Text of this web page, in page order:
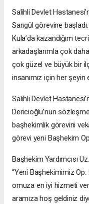
Salihli Devlet
Sarıgül görevine
Kula’da kazandığım
arkadaşlarımla çok
çok güzel ve büyük bir
insanımız için her şeyin
Salihli Devlet
Dericioğlu’nun
başhekimlik görevini
görevi yeni Başhekim
Başhekim Yardımcısı
“Yeni Başhekimimiz Op.
omuza en iyi hizmeti
aramıza hoş geldiniz